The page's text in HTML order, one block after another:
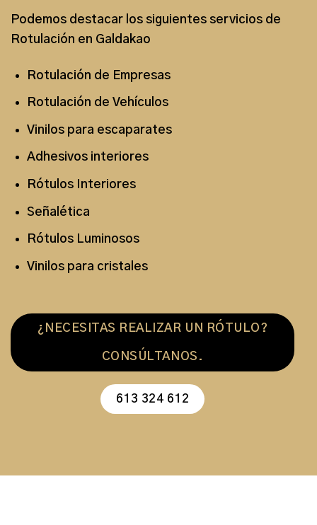
Podemos destacar los siguientes servicios de
Rotulación en Galdakao
Rotulación de Empresas
Rotulación de Vehículos
Vinilos para escaparates
Adhesivos interiores
Rótulos Interiores
Señalética
Rótulos Luminosos
Vinilos para cristales
¿NECESITAS REALIZAR UN RÓTULO?
CONSÚLTANOS.
613 324 612